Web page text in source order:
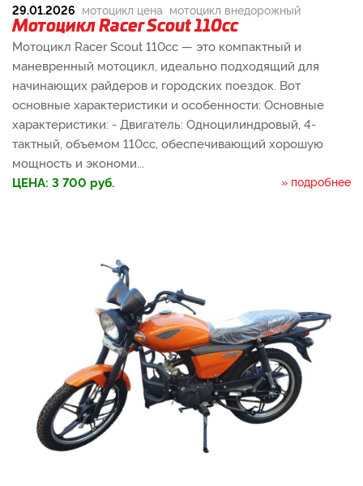
29.01.2026 мотоцикл цена мотоцикл внедорожный
Мотоцикл Racer Scout 110cc
Мотоцикл Racer Scout 110cc — это компактный и
маневренный мотоцикл, идеально подходящий для
начинающих райдеров и городских поездок. Вот
основные характеристики и особенности: Основные
характеристики: - Двигатель: Одноцилиндровый, 4-
тактный, объемом 110cc, обеспечивающий хорошую
мощность и экономи...
ЦЕНА: 3 700 руб. » подробнее